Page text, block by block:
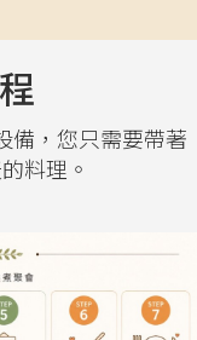
備，您只需要帶著
料理。